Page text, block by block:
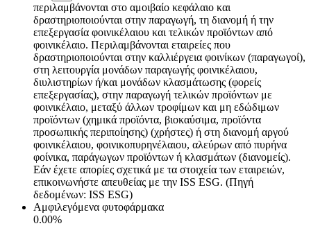
περιλαμβάνονται στο αμοιβαίο κεφάλαιο και
δραστηριοποιούνται στην παραγωγή, τη διανομή ή την
επεξεργασία φοινικέλαιου και τελικών προϊόντων από
φοινικέλαιο. Περιλαμβάνονται εταιρείες που
δραστηριοποιούνται στην καλλιέργεια φοινίκων (παραγωγοί),
στη λειτουργία μονάδων παραγωγής φοινικέλαιου,
διυλιστηρίων ή/και μονάδων κλασμάτωσης (φορείς
επεξεργασίας), στην παραγωγή τελικών προϊόντων με
φοινικέλαιο, μεταξύ άλλων τροφίμων και μη εδώδιμων
προϊόντων (χημικά προϊόντα, βιοκαύσιμα, προϊόντα
προσωπικής περιποίησης) (χρήστες) ή στη διανομή αργού
φοινικέλαιου, φοινικοπυρηνέλαιου, αλεύρων από πυρήνα
φοίνικα, παράγωγων προϊόντων ή κλασμάτων (διανομείς).
Εάν έχετε απορίες σχετικά με τα στοιχεία των εταιρειών,
επικοινωνήστε απευθείας με την ISS ESG. (Πηγή
δεδομένων: ISS ESG)
Αμφιλεγόμενα φυτοφάρμακα
0.00%